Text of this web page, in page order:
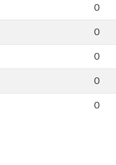
0
0
0
0
0